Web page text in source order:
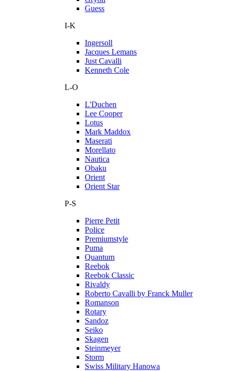
Guess
I-K
Ingersoll
Jacques Lemans
Just Cavalli
Kenneth Cole
L-O
L'Duchen
Lee Cooper
Lotus
Mark Maddox
Maserati
Morellato
Nautica
Obaku
Orient
Orient Star
P-S
Pierre Petit
Police
Premiumstyle
Puma
Quantum
Reebok
Reebok Classic
Rivaldy
Roberto Cavalli by Franck Muller
Romanson
Rotary
Sandoz
Seiko
Skagen
Steinmeyer
Storm
Swiss Military Hanowa